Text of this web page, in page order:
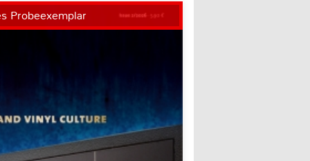
Probeexemplar